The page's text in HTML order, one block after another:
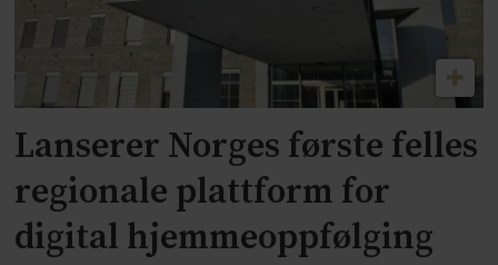
Lanserer Norges første felles
regionale plattform for
digital hjemmeoppfølging